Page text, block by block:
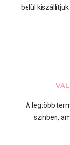
belül
A legtöbb
színben,